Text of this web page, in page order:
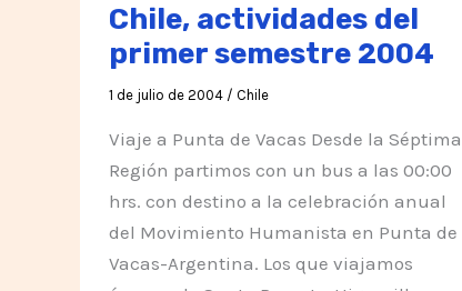
Chile, actividades del
primer semestre 2004
1 de julio de 2004/ Chile
Viaje a Punta de Vacas Desde la Séptima
Región partimos con un bus a las 00:00
hrs. con destino a la celebración anual
del Movimiento Humanista en Punta de
Vacas-Argentina. Los que viajamos